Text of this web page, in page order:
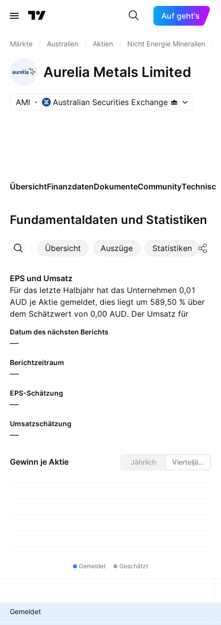
Auf geht's
Märkte Australien Aktien Nicht Energie Mineralien
Aurelia Metals Limited
AMI Australian Securities Exchange
ÜbersichtFinanzdatenDokumenteCommunity
Fundamentaldaten und Statistiken
Übersicht Auszüge Statistiken
Mehr
EPS und Umsatz
Für das letzte Halbjahr hat das Unternehmen 0,01
AUD je Aktie gemeldet, dies liegt um 589,50 % über
dem Schätzwert von 0,00 AUD. Der Umsatz für
einer Schätzung von ‪192,80 M‬ AUD. Für das nächste
Aktie von 0,02 AUD und einen Umsatz von ‪273,40 M‬
AUD.
Datum des nächsten Berichts
—
Berichtzeitraum
—
EPS-Schätzung
—
Umsatzschätzung
—
Gewinn je Aktie Jährlich Vierteljährlich
Gemeldet Geschätzt
Gemeldet